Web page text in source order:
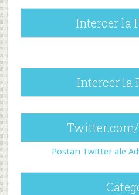
Intercer la
Intercer la
Postari Twitter ale